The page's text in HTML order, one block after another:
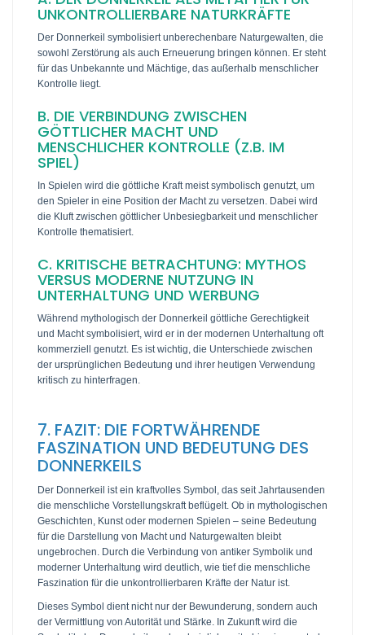
UNKONTROLLIERBARE NATURKRÄFTE
Der Donnerkeil symbolisiert unberechenbare Naturgewalten, die
sowohl Zerstörung als auch Erneuerung bringen können. Er steht
für das Unbekannte und Mächtige, das außerhalb menschlicher
Kontrolle liegt.
B. DIE VERBINDUNG ZWISCHEN
GÖTTLICHER MACHT UND
MENSCHLICHER KONTROLLE (Z.B. IM
SPIEL)
In Spielen wird die göttliche Kraft meist symbolisch genutzt, um
den Spieler in eine Position der Macht zu versetzen. Dabei wird
die Kluft zwischen göttlicher Unbesiegbarkeit und menschlicher
Kontrolle thematisiert.
C. KRITISCHE BETRACHTUNG: MYTHOS
VERSUS MODERNE NUTZUNG IN
UNTERHALTUNG UND WERBUNG
Während mythologisch der Donnerkeil göttliche Gerechtigkeit
und Macht symbolisiert, wird er in der modernen Unterhaltung oft
kommerziell genutzt. Es ist wichtig, die Unterschiede zwischen
der ursprünglichen Bedeutung und ihrer heutigen Verwendung
kritisch zu hinterfragen.
7. FAZIT: DIE FORTWÄHRENDE
FASZINATION UND BEDEUTUNG DES
DONNERKEILS
Der Donnerkeil ist ein kraftvolles Symbol, das seit Jahrtausenden
die menschliche Vorstellungskraft beflügelt. Ob in mythologischen
Geschichten, Kunst oder modernen Spielen – seine Bedeutung
für die Darstellung von Macht und Naturgewalten bleibt
ungebrochen. Durch die Verbindung von antiker Symbolik und
moderner Unterhaltung wird deutlich, wie tief die menschliche
Faszination für die unkontrollierbaren Kräfte der Natur ist.
Dieses Symbol dient nicht nur der Bewunderung, sondern auch
der Vermittlung von Autorität und Stärke. In Zukunft wird die